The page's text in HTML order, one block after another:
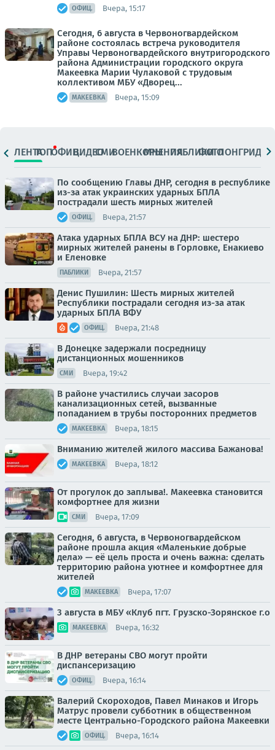
ОФИЦ. Вчера, 15:17
Сегодня, 6 августа в Червоногвардейском
районе состоялась встреча руководителя
Управы Червоногвардейского внутригородского
района Администрации городского округа
Макеевка Марии Чулаковой с трудовым
коллективом МБУ «Дворец...
МАКЕЕВКА Вчера, 15:09
ЛЕНТАТОПОФИЦ.ВИДЕОСМИВОЕНКОРЫМНЕНИЯПАБЛИКИ
ФОТОЛОНГРИДЫ
По сообщению Главы ДНР, сегодня в республике
из-за атак украинских ударных БПЛА
пострадали шесть мирных жителей
ОФИЦ. Вчера, 21:57
Атака ударных БПЛА ВСУ на ДНР: шестеро
мирных жителей ранены в Горловке, Енакиево
и Еленовке
ПАБЛИКИ Вчера, 21:57
Денис Пушилин: Шесть мирных жителей
Республики пострадали сегодня из-за атак
ударных БПЛА ВФУ
ОФИЦ. Вчера, 21:48
В Донецке задержали посредницу
дистанционных мошенников
СМИ Вчера, 19:42
В районе участились случаи засоров
канализационных сетей, вызванные
попаданием в трубы посторонних предметов
МАКЕЕВКА Вчера, 18:15
Вниманию жителей жилого массива Бажанова!
МАКЕЕВКА Вчера, 18:12
От прогулок до заплыва!. Макеевка становится
комфортнее для жизни
СМИ Вчера, 17:09
Сегодня, 6 августа, в Червоногвардейском
районе прошла акция «Маленькие добрые
дела» — её цель проста и очень важна: сделать
территорию района уютнее и комфортнее для
жителей
МАКЕЕВКА Вчера, 17:07
3 августа в МБУ «Клуб пгт. Грузско-Зорянское г.о
МАКЕЕВКА Вчера, 16:32
В ДНР ветераны СВО могут пройти
диспансеризацию
ОФИЦ. Вчера, 16:14
Валерий Скороходов, Павел Минаков и Игорь
Матрус провели субботник в общественном
месте Центрально-Городского района Макеевки
ОФИЦ. Вчера, 16:14